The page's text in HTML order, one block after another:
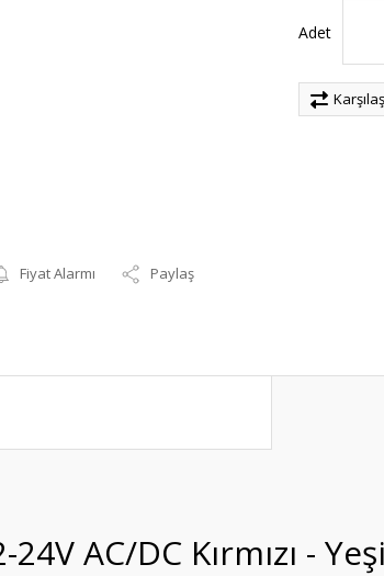
Fiyat Alarmı Paylaş
Adet
AC/DC Kırmızı -